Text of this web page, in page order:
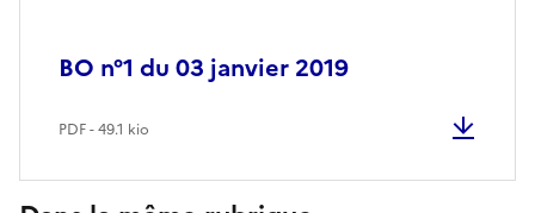
BO n°1 du 03 janvier 2019
PDF - 49.1 kio